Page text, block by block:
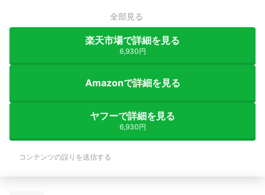
全部見る
楽天市場で詳細を見る
6,930円
Amazonで詳細を見る
ヤフーで詳細を見る
6,930円
コンテンツの誤りを送信する